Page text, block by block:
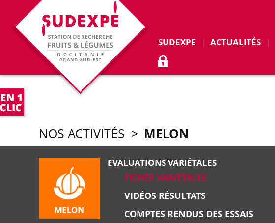
SUDEXPE Déplier
ACTUALITÉS
ACCÈS ADHÉRENTS
NOS ACTIVITÉS > MELON
EVALUATIONS VARIÉTALES
FICHES VARIÉTALES
VIDÉOS RÉSULTATS
COMPTES RENDUS DES ESSAIS